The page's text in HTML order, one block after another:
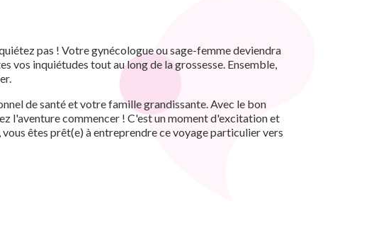
pas ! Votre gynécologue ou sage-femme deviendra
vos inquiétudes tout au long de la grossesse. Ensemble,
de santé et votre famille grandissante. Avec le bon
l'aventure commencer ! C'est un moment d'excitation et
êtes prêt(e) à entreprendre ce voyage particulier vers